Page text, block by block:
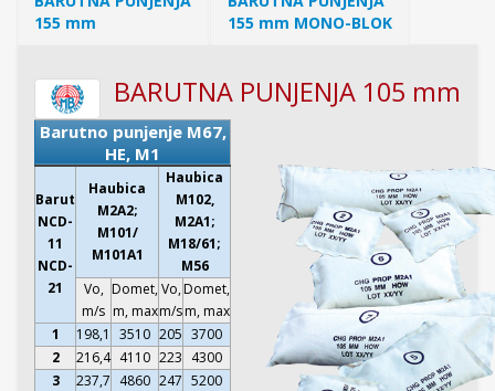
155 mm
155 mm MONO-BLOK
BARUTNA PUNJENJA 105 mm
Barutno punjenje M67,
HE, M1
Barut
NCD-
11
NCD-
21
Haubica
M2A2;
M101/
M101A1
Haubica
M102,
M2A1;
M18/61;
M56
Vo,
m/s
Domet,
m, max
Vo,
m/s
Domet,
m, max
1
198,1 3510 205 3700
2
216,4 4110 223 4300
3
237,7 4860 247 5200